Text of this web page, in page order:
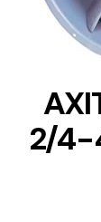
2/4-